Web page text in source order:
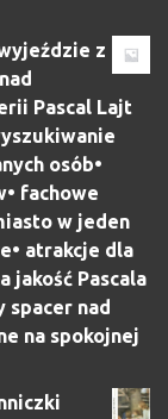
z
Pascal Lajt
osób•
fachowe
w jeden
atrakcje dla
jakość Pascala
spacer nad
na spokojnej